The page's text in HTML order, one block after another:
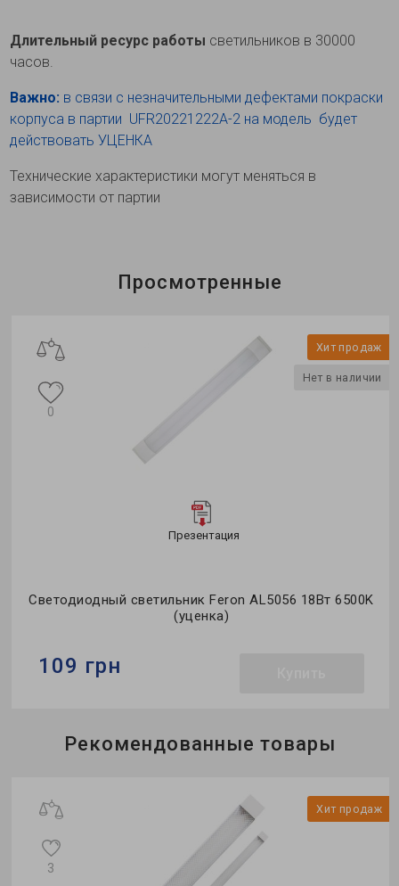
Длительный ресурс работы светильников в 30000
часов.
Важно: в связи с незначительными дефектами покраски
корпуса в партии UFR20221222A-2 на модель будет
действовать УЦЕНКА
Технические характеристики могут меняться в
зависимости от партии
Просмотренные
Хит продаж
Нет в наличии
Презентация
Светодиодный светильник Feron AL5056 18Вт 6500K
(уценка)
0
109 грн
Бренд:Feron
линейный
Рекомендованные товары
Хит продаж
3